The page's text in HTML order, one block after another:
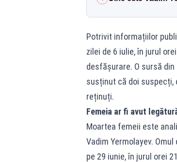
Potrivit informațiilor
zilei de 6 iulie, în jurul
desfășurare. O sursă
susținut că doi
reținuți.
Femeia ar fi avut
Moartea femeii este
Vadim Yermolayev.
pe 29 iunie, în jurul orei